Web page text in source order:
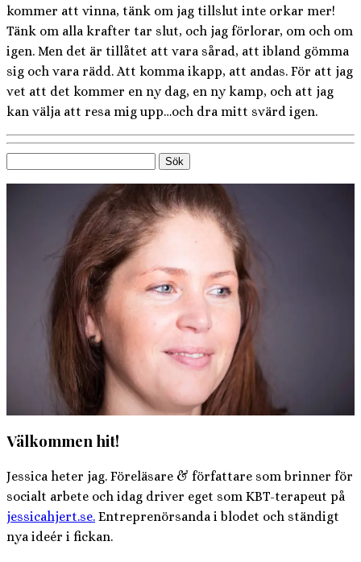
kommer att vinna, tänk om jag tillslut inte orkar mer!
Tänk om alla krafter tar slut, och jag förlorar, om och om
igen. Men det är tillåtet att vara sårad, att ibland gömma
sig och vara rädd. Att komma ikapp, att andas. För att jag
vet att det kommer en ny dag, en ny kamp, och att jag
kan välja att resa mig upp…och dra mitt svärd igen.
efter:
Välkommen hit!
Jessica heter jag. Föreläsare & författare som brinner för
socialt arbete och idag driver eget som KBT-terapeut på
jessicahjert.se. Entreprenörsanda i blodet och ständigt
nya ideér i fickan.